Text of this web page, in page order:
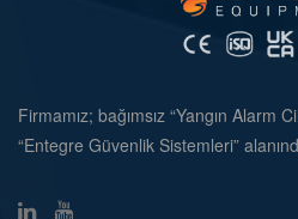
Firmamız; bağımsız “Yangın Alarm
“Entegre Güvenlik Sistemleri”